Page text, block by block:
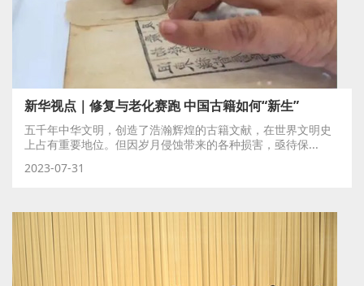
新华视点｜修复与老化赛跑 中国古籍如何“新生”
五千年中华文明，创造了浩瀚辉煌的古籍文献，在世界文明史
上占有重要地位。但因岁月侵蚀带来的各种损害，亟待保...
2023-07-31